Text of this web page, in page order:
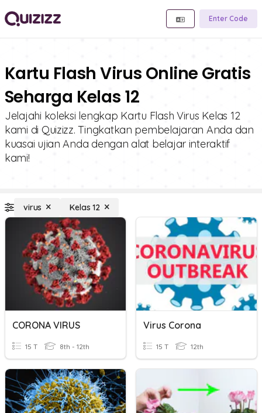
Enter Code
Kartu Flash Virus Online Gratis
Seharga Kelas 12
Jelajahi koleksi lengkap Kartu Flash Virus Kelas 12
kami di Quizizz. Tingkatkan pembelajaran Anda dan
kuasai ujian Anda dengan alat belajar interaktif
kami!
virus Kelas 12
CORONA VIRUS
15 T 8th - 12th
Virus Corona
15 T 12th